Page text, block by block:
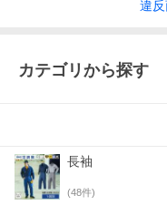
ル地
ので
も有
せ
用
会社説明
違反
カテゴリから探す
長袖
(48件)